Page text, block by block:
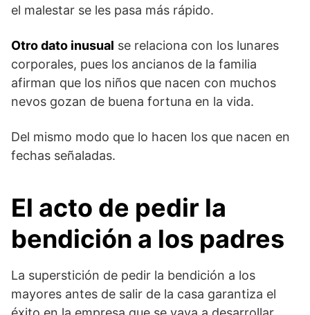
el malestar se les pasa más rápido.
Otro dato inusual se relaciona con los lunares
corporales, pues los ancianos de la familia
afirman que los niños que nacen con muchos
nevos gozan de buena fortuna en la vida.
Del mismo modo que lo hacen los que nacen en
fechas señaladas.
El acto de pedir la
bendición a los padres
La superstición de pedir la bendición a los
mayores antes de salir de la casa garantiza el